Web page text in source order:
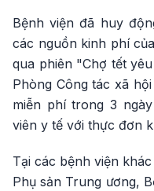
Bệnh viện đã huy
các nguồn kinh phí
qua phiên "Chợ tết
Phòng Công tác xã
miễn phí trong 3
viên y tế với thực đơn
Tại các bệnh viện
Phụ sản Trung ương,